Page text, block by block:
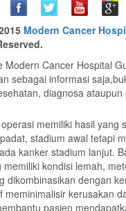
Modern Cancer
Modern Cancer Hospital
sebagai informasi
diagnosa ataupun
memiliki hasil yang
stadium awal tetapi
kanker stadium lanjut.
kondisi lemah,
dikombinasikan dengan
meminimalisir kerusakan
pasien